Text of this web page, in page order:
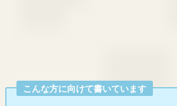
こんな方に向けて書いています